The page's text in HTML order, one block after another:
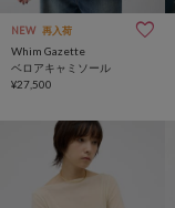
NEW 再入荷
Whim Gazette
ベロアキャミソール
¥27,500